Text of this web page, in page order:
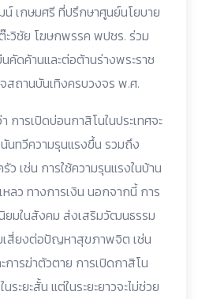
เกษมศรี ที่ปรึกษาศูนย์นโยบาย
ะวิชัย โฆษกพรรค พปชร. ร่วม
คัดค้านและต่อต้านร่างพระราช
ถานบันเทิงครบวงจร พ.ศ.
การเปิดบ่อนกาสิโนในประเทศจะ
ทวีความรุนแรงขึ้น รวมถึง
เช่น การใช้ความรุนแรงในบ้าน
หลว ทางการเงิน นอกจากนี้ การ
ยมในสังคม ส่งเสริมวัฒนธรรม
เสี่ยงต่อปัญหาสุขภาพจิต เช่น
ารฆ่าตัวตาย การเปิดกาสิโน
ะยะสั้น แต่ในระยะยาวจะไม่ช่วย